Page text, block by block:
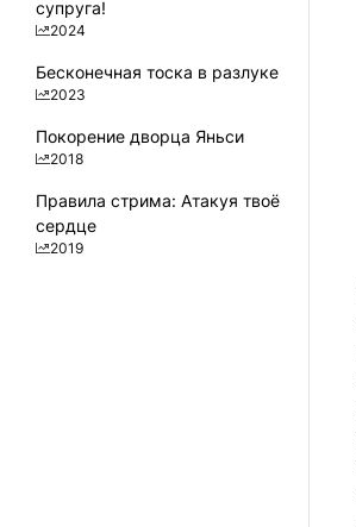
супруга!
2024
Бесконечная тоска в разлуке
2023
Покорение дворца Яньси
2018
Правила стрима: Атакуя твоё
сердце
2019